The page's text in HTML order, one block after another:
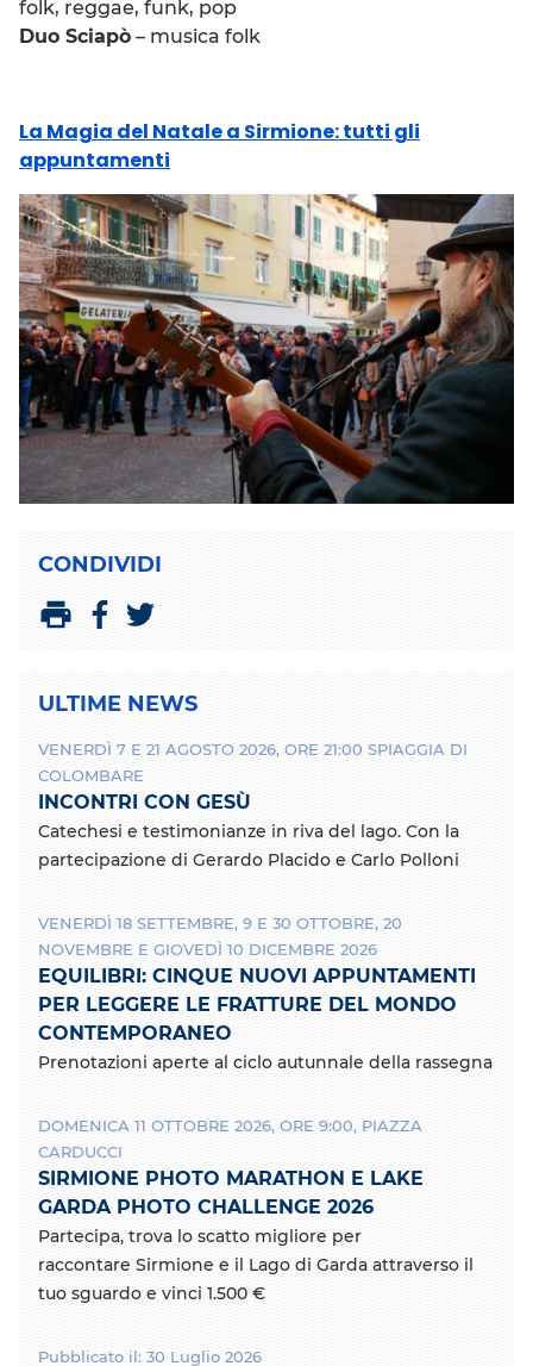
folk, reggae, funk, pop
Duo Sciapò – musica folk
La Magia del Natale a Sirmione: tutti gli
appuntamenti
CONDIVIDI
a
m
a
d
v
i
d
i
c
o
F
a
c
e
b
o
o
d
v
i
d
c
T
w
i
t
t
e
r
ULTIME NEWS
VENERDÌ 7 E 21 AGOSTO 2026, ORE 21:00 SPIAGGIA DI
COLOMBARE
INCONTRI CON GESÙ
Catechesi e testimonianze in riva del lago. Con la
partecipazione di Gerardo Placido e Carlo Polloni
VENERDÌ 18 SETTEMBRE, 9 E 30 OTTOBRE, 20
NOVEMBRE E GIOVEDÌ 10 DICEMBRE 2026
EQUILIBRI: CINQUE NUOVI APPUNTAMENTI
PER LEGGERE LE FRATTURE DEL MONDO
CONTEMPORANEO
Prenotazioni aperte al ciclo autunnale della rassegna
DOMENICA 11 OTTOBRE 2026, ORE 9:00, PIAZZA
CARDUCCI
SIRMIONE PHOTO MARATHON E LAKE
GARDA PHOTO CHALLENGE 2026
Partecipa, trova lo scatto migliore per
raccontare Sirmione e il Lago di Garda attraverso il
tuo sguardo e vinci 1.500 €
Pubblicato il: 30 Luglio 2026